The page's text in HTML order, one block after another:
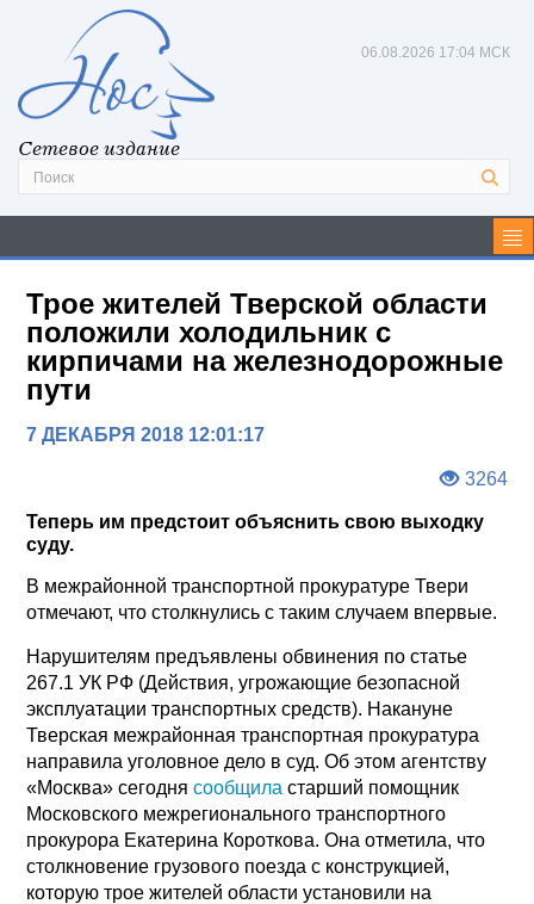
Сетевое издание
06.08.2026 17:04 МСК
Трое жителей Тверской области
положили холодильник с
кирпичами на железнодорожные
пути
7 ДЕКАБРЯ 2018 12:01:17
3264
Теперь им предстоит объяснить свою выходку
суду.
В межрайонной транспортной прокуратуре Твери
отмечают, что столкнулись с таким случаем впервые.
Нарушителям предъявлены обвинения по статье
267.1 УК РФ (Действия, угрожающие безопасной
эксплуатации транспортных средств). Накануне
Тверская межрайонная транспортная прокуратура
направила уголовное дело в суд. Об этом агентству
«Москва» сегоднясообщила старший помощник
Московского межрегионального транспортного
прокурора Екатерина Короткова. Она отметила, что
столкновение грузового поезда с конструкцией,
которую трое жителей области установили на